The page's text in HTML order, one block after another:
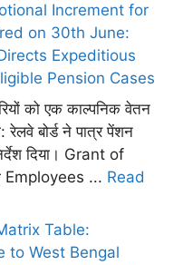
Increment for
on 30th June:
Expeditious
Pension Cases
को एक काल्पनिक वेतन
बोर्ड ने पात्र पेंशन
दिया। Grant of
... Read
Table:
to West Bengal